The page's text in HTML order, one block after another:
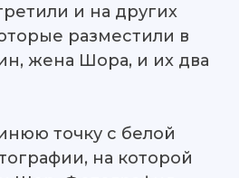
и на других
разместили в
жена Шора, и их два
точку с белой
на которой